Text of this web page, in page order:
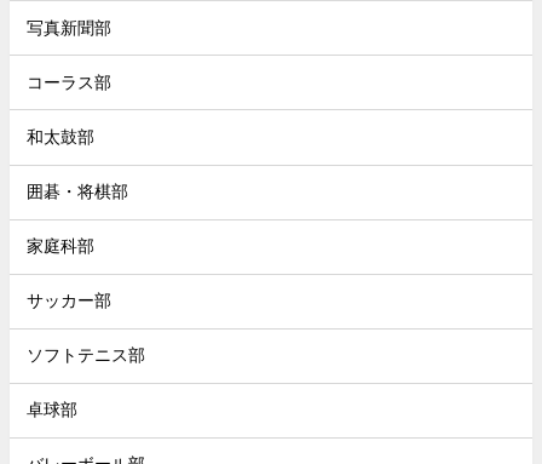
写真新聞部
コーラス部
和太鼓部
囲碁・将棋部
家庭科部
サッカー部
ソフトテニス部
卓球部